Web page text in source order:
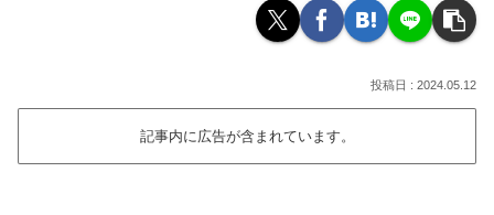
2024.05.12
記事内に広告が含まれています。